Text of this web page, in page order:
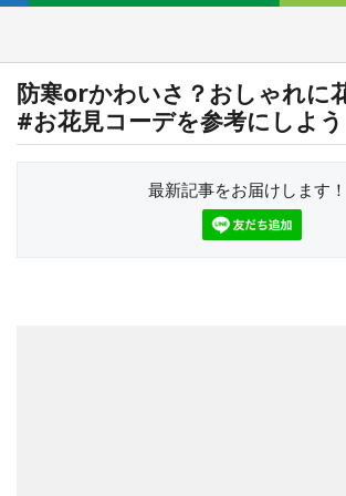
防寒orかわいさ？おしゃれに
#お花見コーデを参考にしよう
最新記事をお届けします！